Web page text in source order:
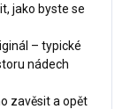
jako byste se
– typické
nádech
zavěsit a opět